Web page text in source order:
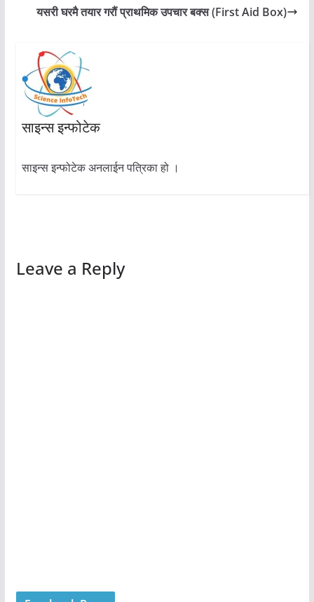
यसरी घरमै तयार गरौं प्राथमिक उपचार बक्स (First Aid Box)
साइन्स इन्फोटेक
साइन्स इन्फोटेक अनलाईन पत्रिका हो ।
Leave a Reply